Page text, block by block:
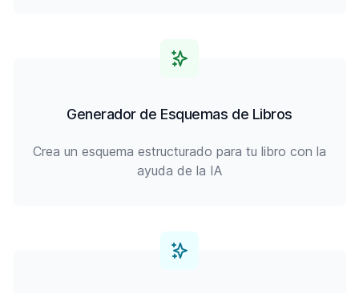
Generador de Esquemas de Libros
Crea un esquema estructurado para tu libro con la
ayuda de la IA